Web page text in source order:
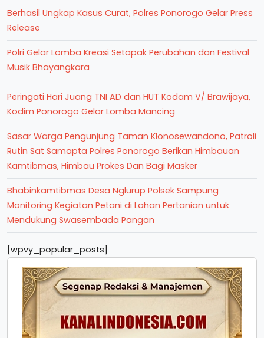
Berhasil Ungkap Kasus Curat, Polres Ponorogo Gelar Press
Release
Polri Gelar Lomba Kreasi Setapak Perubahan dan Festival
Musik Bhayangkara
Peringati Hari Juang TNI AD dan HUT Kodam V/ Brawijaya,
Kodim Ponorogo Gelar Lomba Mancing
Sasar Warga Pengunjung Taman Klonosewandono, Patroli
Rutin Sat Samapta Polres Ponorogo Berikan Himbauan
Kamtibmas, Himbau Prokes Dan Bagi Masker
Bhabinkamtibmas Desa Nglurup Polsek Sampung
Monitoring Kegiatan Petani di Lahan Pertanian untuk
Mendukung Swasembada Pangan
[wpvy_popular_posts]